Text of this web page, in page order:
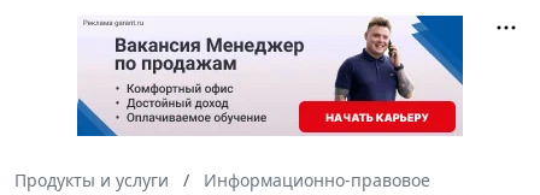
Продукты и услуги
Информационно-правовое